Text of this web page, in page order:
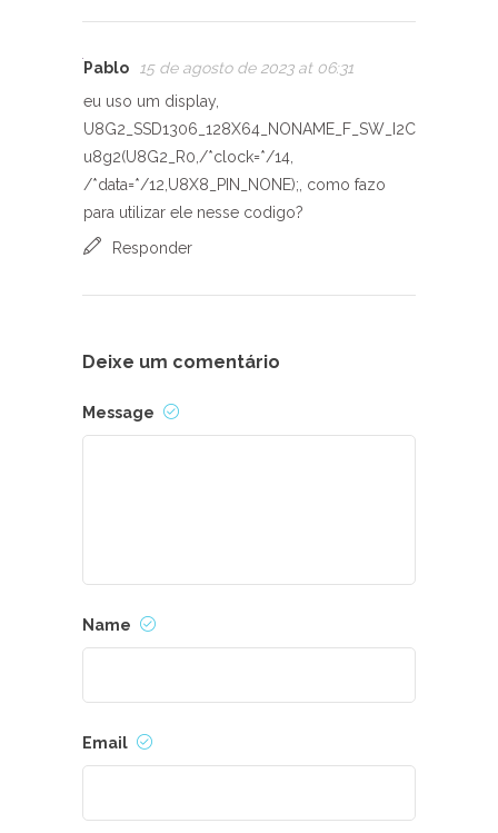
Pablo
15 de agosto de 2023 at 06:31
eu uso um display,
U8G2_SSD1306_128X64_NONAME_F_SW_I2C
u8g2(U8G2_R0,/*clock=*/14,
/*data=*/12,U8X8_PIN_NONE);, como fazo
para utilizar ele nesse codigo?
Responder
Deixe um comentário
Message
Name
Email